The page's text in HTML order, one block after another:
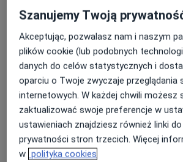
różnego rodzaju kryzysy
W swojej pracy kieruję się zasadami
Kodeksie Etyczno-Zawodowym
poddaję swoją pracę superwizji, aby
umiejętności i zapewniać pacjentom
wsparcie. Jestem członkiem
Szanujemy Twoją
Akceptując, pozwalasz nam i naszym
plików cookie (lub podobnych
danych do celów statystycznych i
oparciu o Twoje zwyczaje przeglądania
internetowych. W każdej chwili możesz
zaktualizować swoje preferencje w
ustawieniach znajdziesz również linki
prywatności stron trzecich. Więcej
w polityka cookies